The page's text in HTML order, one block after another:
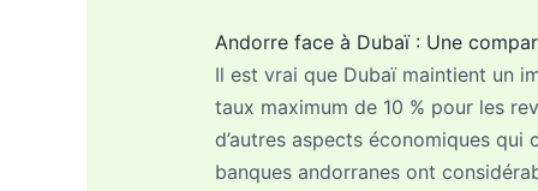
Andorre face à Dubaï : Une
Il est vrai que Dubaï maintient un
taux maximum de 10 % pour les
d’autres aspects économiques
banques andorranes ont